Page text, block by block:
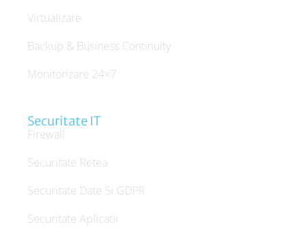
Virtualizare
Backup & Business Continuity
Monitorizare 24×7
Securitate IT
Firewall
Securitate Retea
Securitate Date Si GDPR
Securitate Aplicatii